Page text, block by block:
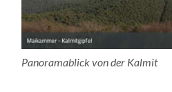
Panoramablick von der Kalmit